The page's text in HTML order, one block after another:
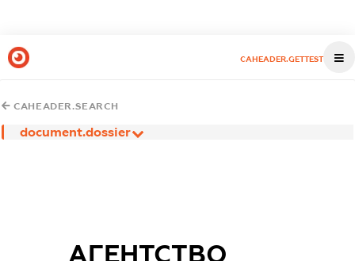
CAHEADER.GETTEST
CAHEADER.SEARCH
document.dossier
АГЕНТСТВО